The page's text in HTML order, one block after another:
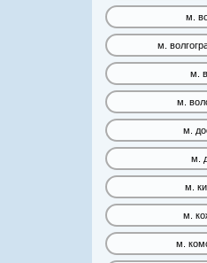
м.
м.
м.
м.
м.
м.
м.
м.
м.